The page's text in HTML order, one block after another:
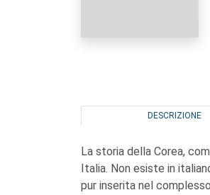
DESCRIZIONE
La storia della Corea,
Italia. Non esiste in
pur inserita nel